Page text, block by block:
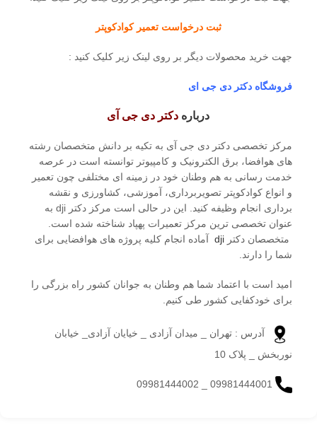
ثبت درخواست تعمیر کوادکوپتر
جهت خرید محصولات دیگر بر روی لینک زیر کلیک کنید :
فروشگاه دکتر دی جی ای
درباره دکتر دی جی آی
مرکز تخصصی دکتر دی جی آی به تکیه بر دانش متخصصان رشته
های هوافضا، برق الکترونیک و کامپیوتر توانسته است در عرصه
خدمت رسانی به هم وطنان خود در زمینه ای مختلفی چون تعمیر
و انواع کوادکوپتر تصویربرداری، آموزشی، کشاورزی و نقشه
برداری انجام وظیفه کنید. این در حالی است مرکز دکتر dji به
عنوان تخصصی ترین مرکز تعمیرات پهپاد شناخته شده است.
متخصصان دکتر dji
آماده انجام کلیه پروژه های هوافضایی برای
شما را دارند.
امید است با اعتماد شما هم وطنان به جوانان کشور راه بزرگی را
برای خودکفایی کشور طی کنیم.
آدرس : تهران _ میدان آزادی _ خیایان آزادی_ خیابان
نوربخش _ پلاک 10